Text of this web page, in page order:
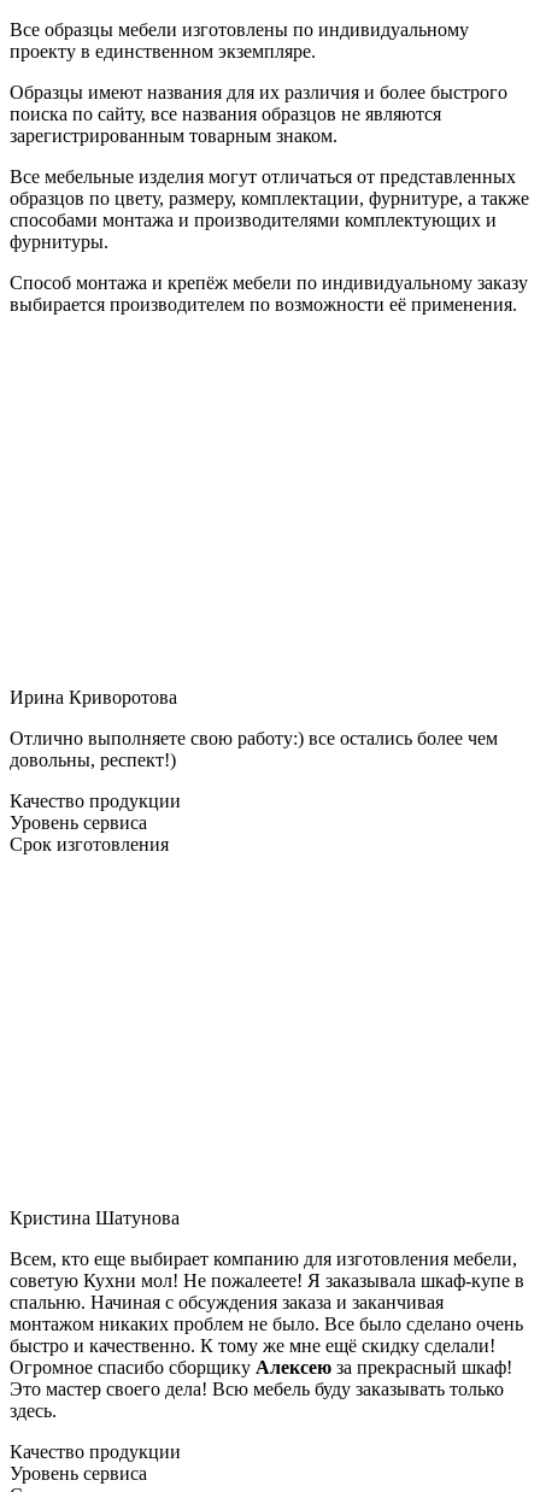
Все образцы мебели изготовлены по индивидуальному
проекту в единственном экземпляре.
Образцы имеют названия для их различия и более быстрого
поиска по сайту, все названия образцов не являются
зарегистрированным товарным знаком.
Все мебельные изделия могут отличаться от представленных
образцов по цвету, размеру, комплектации, фурнитуре, а также
способами монтажа и производителями комплектующих и
фурнитуры.
Способ монтажа и крепёж мебели по индивидуальному заказу
выбирается производителем по возможности её применения.
Ирина Криворотова
Отлично выполняете свою работу:) все остались более чем
довольны, респект!)
Качество продукции
Уровень сервиса
Срок изготовления
Кристина Шатунова
Всем, кто еще выбирает компанию для изготовления мебели,
советую Кухни мол! Не пожалеете! Я заказывала шкаф-купе в
спальню. Начиная с обсуждения заказа и заканчивая
монтажом никаких проблем не было. Все было сделано очень
быстро и качественно. К тому же мне ещё скидку сделали!
Огромное спасибо сборщику Алексею за прекрасный шкаф!
Это мастер своего дела! Всю мебель буду заказывать только
здесь.
Качество продукции
Уровень сервиса